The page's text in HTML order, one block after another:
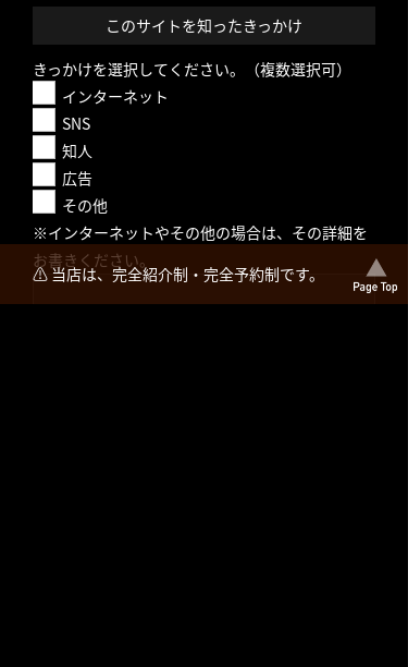
⚠️ 当店は、完全紹介制・完全予約制です。
このサイトを知ったきっかけ
きっかけを選択してください。（複数選択可）
インターネット
SNS
知人
広告
その他
※インターネットやその他の場合は、その詳細を
お書きください。